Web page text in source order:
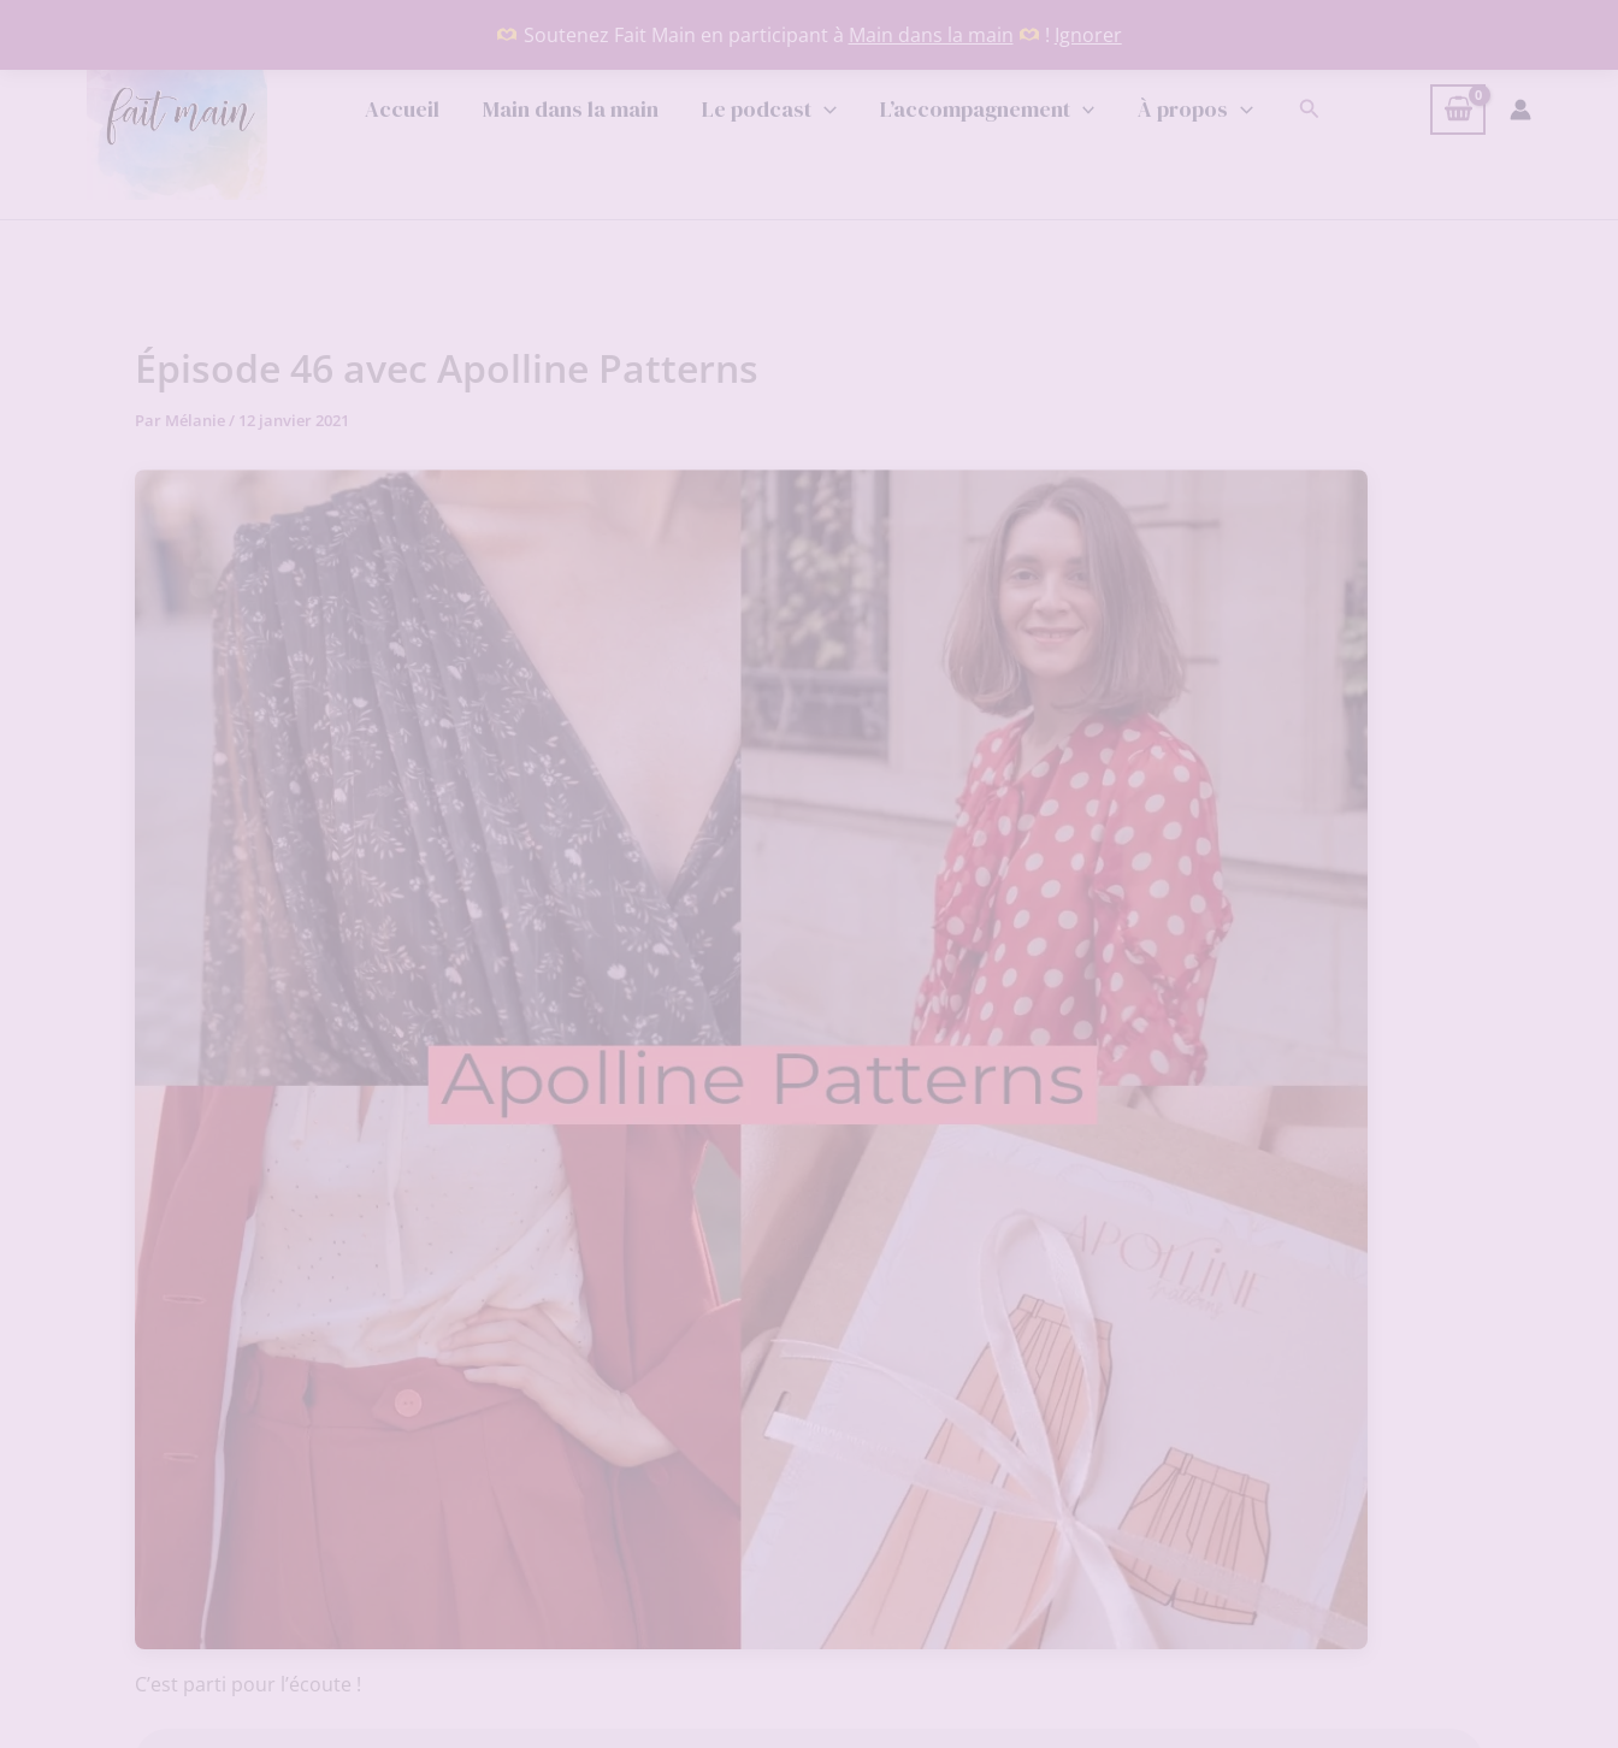
Soutenez Fait Main en participant à Main dans la main ! Ignorer
contenu
Accueil Main dans la main Le podcast L’accompagnement À propos Rechercher
Épisode 46 avec Apolline Patterns
Par Mélanie/ 12 janvier 2021
C’est parti pour l’écoute !